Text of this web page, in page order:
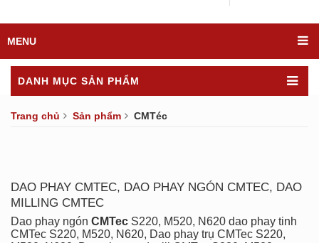
MENU
DANH MỤC SẢN PHẨM
Trang chủ Sản phẩm CMTéc
DAO PHAY CMTEC, DAO PHAY NGÓN CMTEC, DAO
MILLING CMTEC
Dao phay ngón CMTec S220, M520, N620 dao phay tinh
CMTec S220, M520, N620, Dao phay trụ CMTec S220,